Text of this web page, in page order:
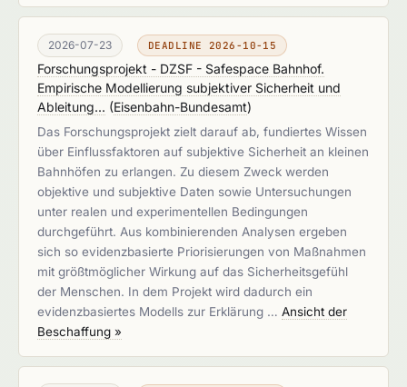
2026-07-23 DEADLINE 2026-10-15
Forschungsprojekt - DZSF - Safespace Bahnhof.
Empirische Modellierung subjektiver Sicherheit und
Ableitung... (Eisenbahn-Bundesamt)
Das Forschungsprojekt zielt darauf ab, fundiertes Wissen
über Einflussfaktoren auf subjektive Sicherheit an kleinen
Bahnhöfen zu erlangen. Zu diesem Zweck werden
objektive und subjektive Daten sowie Untersuchungen
unter realen und experimentellen Bedingungen
durchgeführt. Aus kombinierenden Analysen ergeben
sich so evidenzbasierte Priorisierungen von Maßnahmen
mit größtmöglicher Wirkung auf das Sicherheitsgefühl
der Menschen. In dem Projekt wird dadurch ein
evidenzbasiertes Modells zur Erklärung … Ansicht der
Beschaffung »